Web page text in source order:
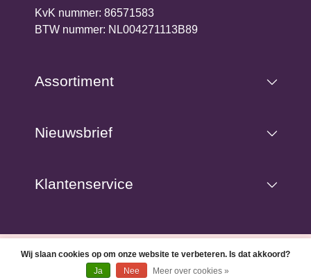
KvK nummer: 86571583
BTW nummer: NL004271113B89
Assortiment
Nieuwsbrief
Klantenservice
© Copyright 2026 Spirustique Lifestyle& Leisure -Webshop
laten makendoor Red Banana
Wij slaan cookies op om onze website te verbeteren. Is dat akkoord?
Ja
Nee Meer over cookies »